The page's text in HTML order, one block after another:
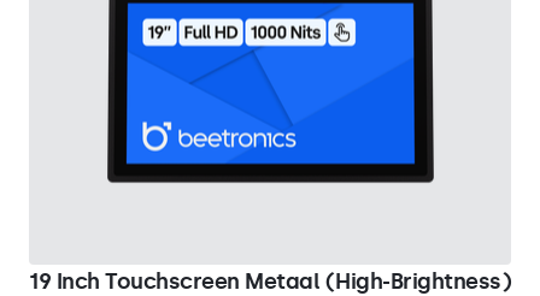
19 Inch Touchscreen Metaal (High-Brightness)